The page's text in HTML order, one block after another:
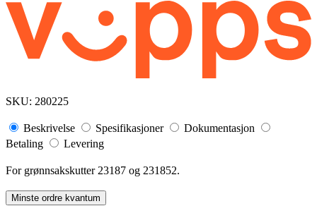
SKU: 280225
Beskrivelse Spesifikasjoner
Dokumentasjon
Betaling
Levering
For grønnsakskutter 23187 og 231852.
Minste ordre kvantum